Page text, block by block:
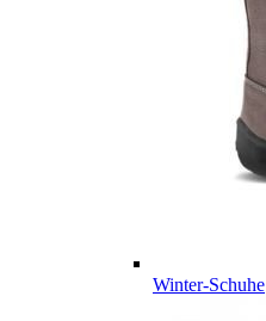
Winter-Schuhe